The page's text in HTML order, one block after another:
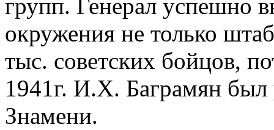
групп. Генерал успешно
окружения не только
тыс. советских бойцов,
1941г. И.Х. Баграмян был
Знамени.